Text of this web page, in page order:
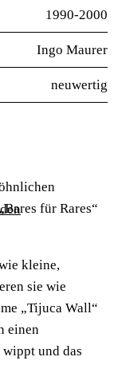
1990-2000
Ingo Maurer
neuwertig
für Rares“
kleine,
sie wie
„Tijuca Wall“
einen
und das